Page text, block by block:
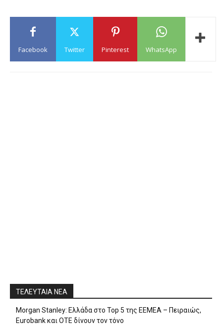
Facebook Twitter Pinterest WhatsApp
ΤΕΛΕΥΤΑΙΑ ΝΕΑ
Morgan Stanley: Ελλάδα στο Top 5 της EEMEA – Πειραιώς,
Eurobank και ΟΤΕ δίνουν τον τόνο